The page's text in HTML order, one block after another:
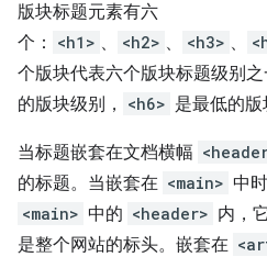
版块标题元素有六
个：
<h1> 、 <h2> 、 <h3> 、
个版块代表六个版块标题级别之
的版块级别，
<h6> 是最低的版
当标题嵌套在文档横幅
的标题。当嵌套在 <main> 中
<main> 中的 <header> 内，
是整个网站的标头。嵌套在